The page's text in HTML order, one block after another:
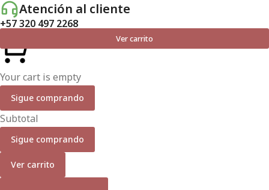
Atención al cliente
+57 320 497 2268
Ver carrito
Your cart is empty
Sigue comprando
Subtotal
Sigue comprando
Ver carrito